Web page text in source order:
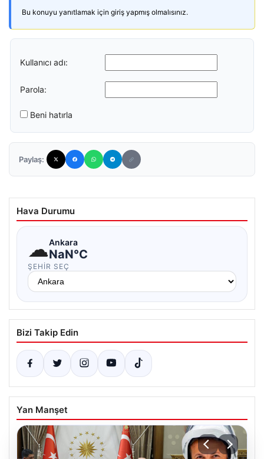
Bu konuyu yanıtlamak için giriş yapmış olmalısınız.
Kullanıcı adı:
Parola:
Beni hatırla
Paylaş:
Hava Durumu
☁Ankara
NaN°C
ŞEHIR SEÇ
Bizi Takip Edin
Yan Manşet